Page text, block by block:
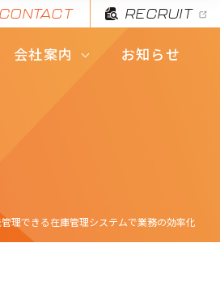
CONTACT RECRUIT
会社案内 お知らせ
理できる在庫管理システムで業務の効率化